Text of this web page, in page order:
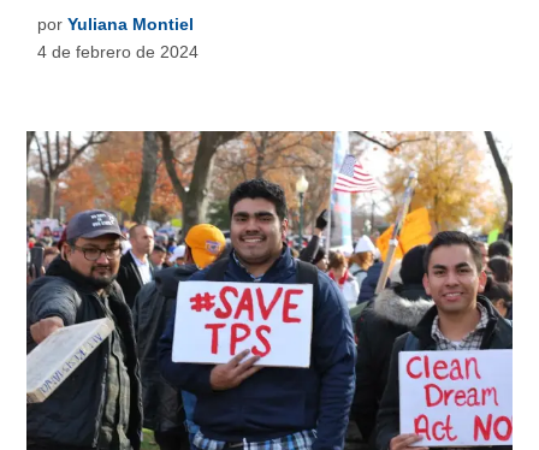
por Yuliana Montiel
4 de febrero de 2024